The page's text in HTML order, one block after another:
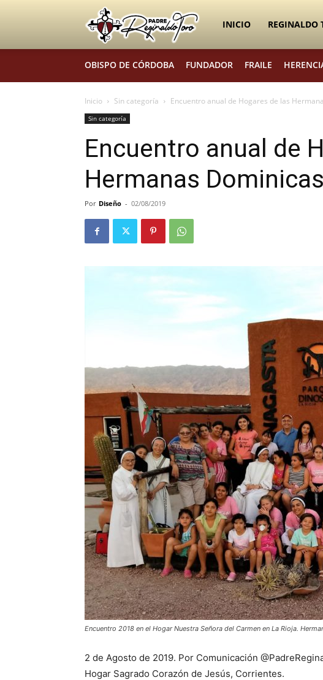
Padre
INICIO REGINALDO
OBISPO DE CÓRDOBA FUNDADOR FRAILE
Inicio Sin categoría Encuentro anual de Hogares de las
Sin categoría
Encuentro anual de
Hermanas
Por Diseño - 02/08/2019
Encuentro 2018 en el Hogar Nuestra Señora del Carmen en La Rioja.
2 de Agosto de 2019. Por Comunicación
Hogar Sagrado Corazón de Jesús, Corrientes.